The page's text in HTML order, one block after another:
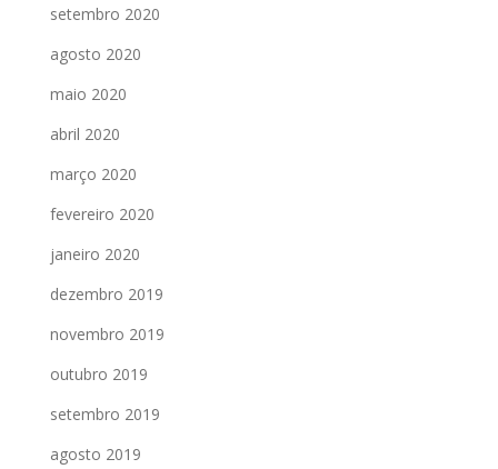
setembro 2020
agosto 2020
maio 2020
abril 2020
março 2020
fevereiro 2020
janeiro 2020
dezembro 2019
novembro 2019
outubro 2019
setembro 2019
agosto 2019